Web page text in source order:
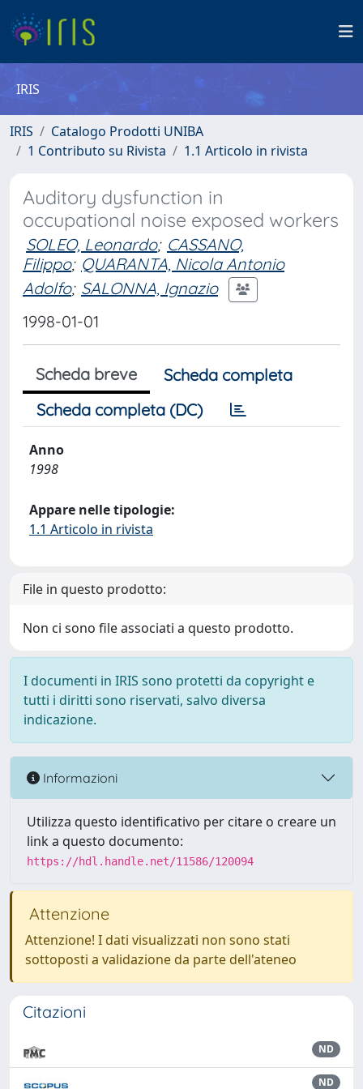
IRIS
IRIS
Catalogo Prodotti UNIBA
1 Contributo su Rivista
1.1 Articolo in rivista
Auditory dysfunction in
occupational noise exposed workers
SOLEO, Leonardo; CASSANO,
Filippo; QUARANTA, Nicola Antonio
Adolfo; SALONNA, Ignazio
1998-01-01
Scheda breve
Scheda completa
Scheda completa (DC)
Anno
1998
Appare nelle tipologie:
1.1 Articolo in rivista
File in questo prodotto:
Non ci sono file associati a questo prodotto.
I documenti in IRIS sono protetti da copyright e
tutti i diritti sono riservati, salvo diversa
indicazione.
Informazioni
Utilizza questo identificativo per citare o creare un
link a questo documento:
https://hdl.handle.net/11586/120094
Attenzione
Attenzione! I dati visualizzati non sono stati
sottoposti a validazione da parte dell'ateneo
Citazioni
ND
ND